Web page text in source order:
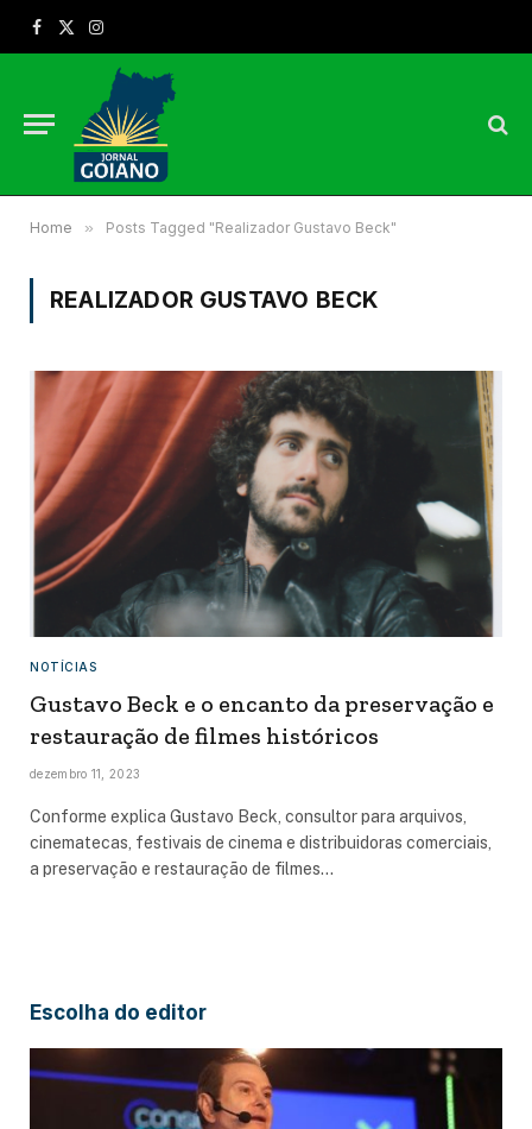
Facebook
X
Instagram
Home » Posts Tagged "Realizador Gustavo Beck"
REALIZADOR GUSTAVO BECK
NOTÍCIAS
Gustavo Beck e o encanto da preservação e
restauração de filmes históricos
dezembro 11, 2023
Conforme explica Gustavo Beck, consultor para arquivos,
cinematecas, festivais de cinema e distribuidoras comerciais,
a preservação e restauração de filmes…
Escolha do editor